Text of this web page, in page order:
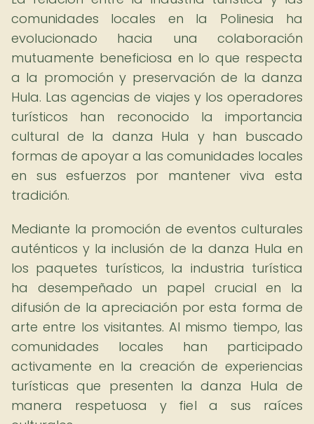
comunidades locales en la Polinesia ha
evolucionado hacia una colaboración
mutuamente beneficiosa en lo que respecta
a la promoción y preservación de la danza
Hula. Las agencias de viajes y los operadores
turísticos han reconocido la importancia
cultural de la danza Hula y han buscado
formas de apoyar a las comunidades locales
en sus esfuerzos por mantener viva esta
tradición.
Mediante la promoción de eventos culturales
auténticos y la inclusión de la danza Hula en
los paquetes turísticos, la industria turística
ha desempeñado un papel crucial en la
difusión de la apreciación por esta forma de
arte entre los visitantes. Al mismo tiempo, las
comunidades locales han participado
activamente en la creación de experiencias
turísticas que presenten la danza Hula de
manera respetuosa y fiel a sus raíces